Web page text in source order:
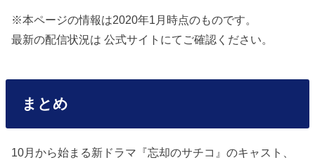
※本ページの情報は2020年1月時点のものです。
最新の配信状況は 公式サイトにてご確認ください。
まとめ
10月から始まる新ドラマ『忘却のサチコ』のキャスト、